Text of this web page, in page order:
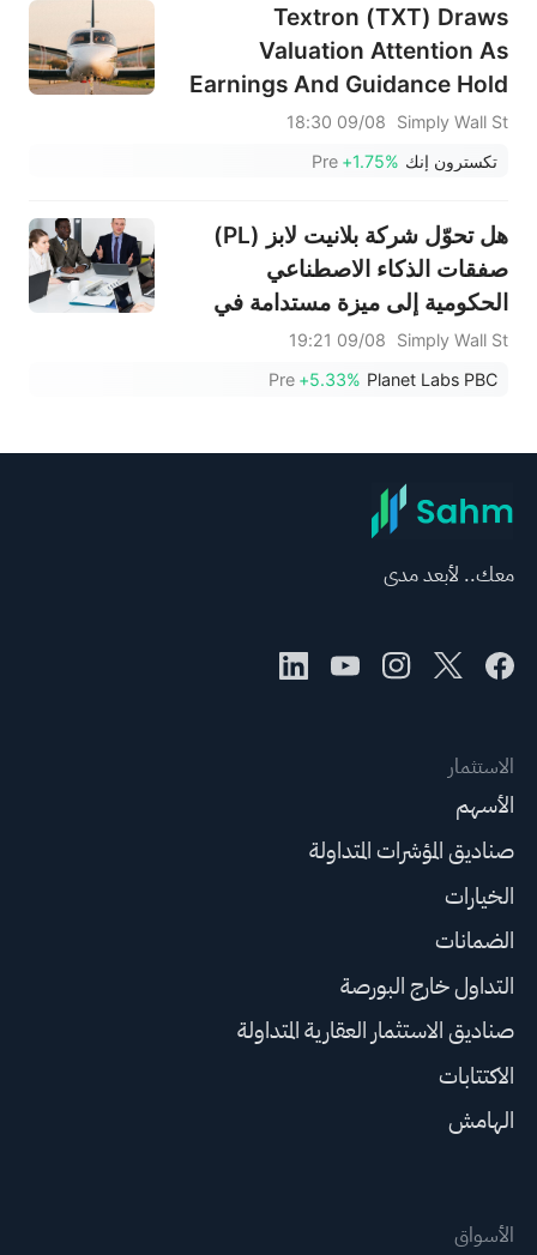
Textron (TXT) Draws
Valuation Attention As
Earnings And Guidance Hold
Up
Simply Wall St
09/08 18:30
تكسترون إنك +1.75%
Pre
هل تحوّل شركة بلانيت لابز (PL)
صفقات الذكاء الاصطناعي
الحكومية إلى ميزة مستدامة في
مجال التحليلات الجغرافية المكانية؟
Simply Wall St
09/08 19:21
Planet Labs PBC
+5.33%
Pre
معك.. لأبعد مدى
الاستثمار
الأسهم
صناديق المؤشرات المتداولة
الخيارات
الضمانات
التداول خارج البورصة
صناديق الاستثمار العقارية المتداولة
الاكتتابات
الهامش
الأسواق